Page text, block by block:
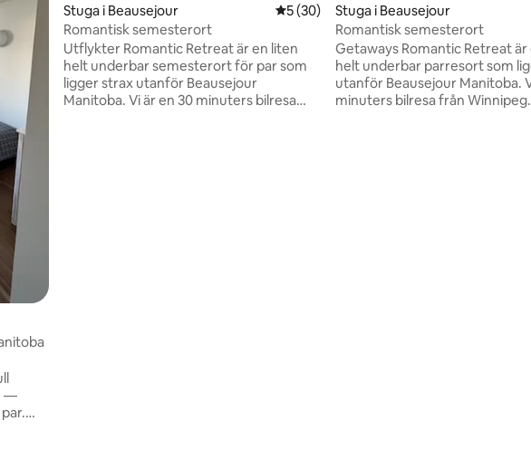
—
Stuga i Beausejour 5 av 5 i genomsnittligt betyg, 30
5 (30)
Romantisk semesterort
Utflykter Romantic Retreat är en liten
helt underbar semesterort för par som
ligger strax utanför Beausejour
Manitoba. Vi är en 30 minuters bilresa
Stuga i Beausejour
Romantisk semesterort
Getaways Romantic Retreat är
helt underbar parresort som
utanför Beausejour Manitoba.
minuters bilresa från